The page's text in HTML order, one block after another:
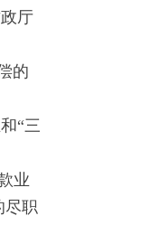
厅
的
“三
业
尽职